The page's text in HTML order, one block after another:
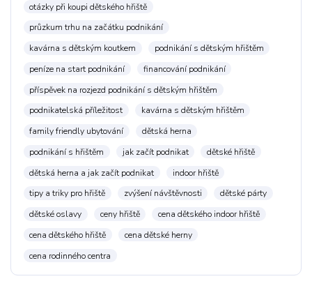
otázky při koupi dětského hřiště
průzkum trhu na začátku podnikání
kavárna s dětským koutkem
podnikání s dětským hřištěm
peníze na start podnikání
financování podnikání
příspěvek na rozjezd podnikání s dětským hřištěm
podnikatelská příležitost
kavárna s dětským hřištěm
family friendly ubytování
dětská herna
podnikání s hřištěm
jak začít podnikat
dětské hřiště
dětská herna a jak začít podnikat
indoor hřiště
tipy a triky pro hřiště
zvýšení návštěvnosti
dětské párty
dětské oslavy
ceny hřiště
cena dětského indoor hřiště
cena dětského hřiště
cena dětské herny
cena rodinného centra